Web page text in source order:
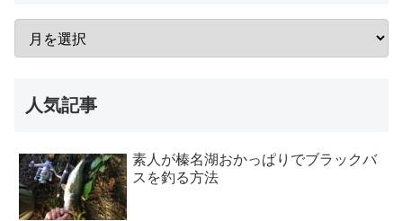
人気記事
素人が榛名湖おかっぱりでブラックバ
スを釣る方法